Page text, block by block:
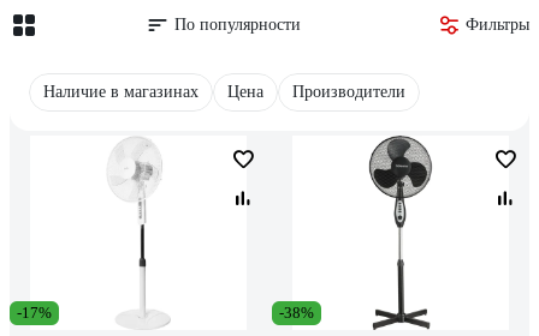
По популярности Фильтры
Наличие в магазинах Цена Производители
-17% -38%